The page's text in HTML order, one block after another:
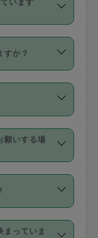
。3時間を
機能をご
いただくに
す。な
き等はござ
すか？
カジさん自
す。
最初は制限
ーの平均
高額が上
ます。
ド（Visa／
／
す。
ロフィー
なくても大
願いする場
期（毎週｜
頼は「ス
利用できま
生し、依頼
まっていま